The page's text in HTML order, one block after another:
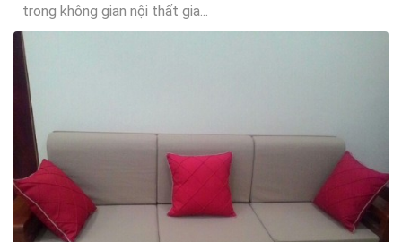
trong không gian nội thất gia...